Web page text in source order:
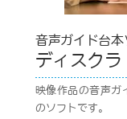
音声ガイド台本
ディスクラ
映像作品の音声ガ
のソフトです。